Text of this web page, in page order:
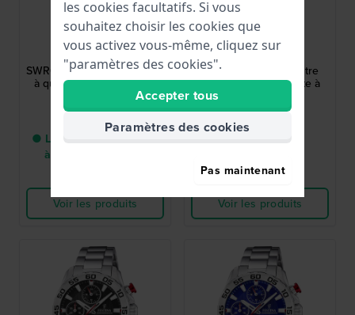
Seiko
SWR083P1
SWR083P1 22.2 mm Montre
à quartz rectangulaire en
acier pour femme
330,00 €
● Livraison entre 3 jours
à 5 jours ouvrables
Voir les produits
Citizen
NJ0150-81E
Tsuyosa 40 mm Montre
automatique avec date à
299,00 €
Comparer
Voir les produits
les cookies facultatifs. Si vous
souhaitez choisir les cookies que
vous activez vous-même, cliquez sur
"paramètres des cookies".
Accepter tous
Paramètres des cookies
Pas maintenant